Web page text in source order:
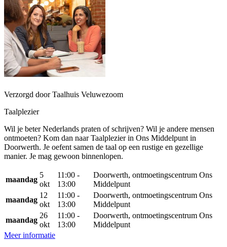
Verzorgd door Taalhuis Veluwezoom
Taalplezier
Wil je beter Nederlands praten of schrijven? Wil je andere mensen
ontmoeten? Kom dan naar Taalplezier in Ons Middelpunt in
Doorwerth. Je oefent samen de taal op een rustige en gezellige
manier. Je mag gewoon binnenlopen.
maandag
5
okt
11:00 -
13:00
Doorwerth, ontmoetingscentrum Ons
Middelpunt
maandag
12
okt
11:00 -
13:00
Doorwerth, ontmoetingscentrum Ons
Middelpunt
maandag
26
okt
11:00 -
13:00
Doorwerth, ontmoetingscentrum Ons
Middelpunt
Meer informatie